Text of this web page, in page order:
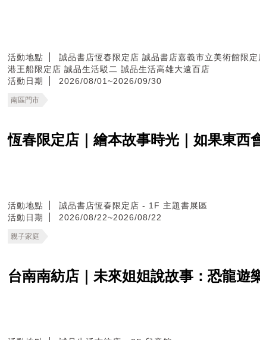
活動地點 誠品書店恆春限定店 誠品書店嘉義市立美術館限定
港王船限定店 誠品生活駁二 誠品生活高雄大遠百店
活動日期
2026/08/01~2026/09/30
南區門市
恆春限定店｜繪本故事時光｜如果東西
活動地點
誠品書店恆春限定店 - 1F 主題書展區
活動日期
2026/08/22~2026/08/22
親子家庭
台南南紡店｜未來姐姐說故事：恐龍遊